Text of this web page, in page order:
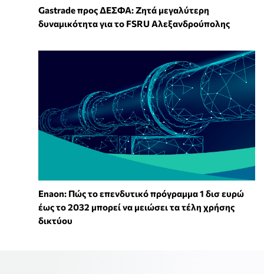
Gastrade προς ΔΕΣΦΑ: Ζητά μεγαλύτερη
δυναμικότητα για το FSRU Αλεξανδρούπολης
Enaon: Πώς το επενδυτικό πρόγραμμα 1 δισ ευρώ
έως το 2032 μπορεί να μειώσει τα τέλη χρήσης
δικτύου